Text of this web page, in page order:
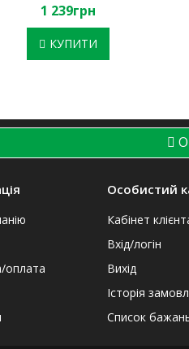
1 239грн
КУПИТИ
оплата
Особистий
Кабінет
Вхід/логін
Вихід
Історія
Список